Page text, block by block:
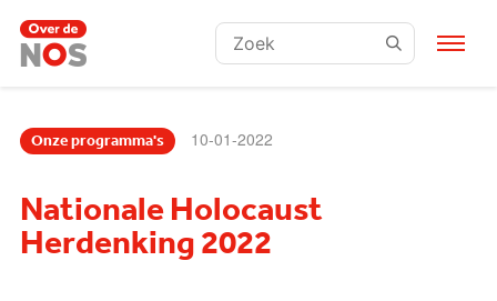
Zoeken:
Onze programma's 10-01-2022
Nationale Holocaust
Herdenking 2022